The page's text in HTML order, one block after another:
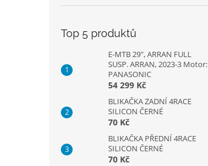
Top 5 produktů
E-MTB 29", ARRAN FULL
SUSP. ARRAN, 2023-3 Motor:
PANASONIC
54 299 Kč
BLIKAČKA ZADNÍ 4RACE
SILICON ČERNÉ
70 Kč
BLIKAČKA PŘEDNÍ 4RACE
SILICON ČERNÉ
70 Kč